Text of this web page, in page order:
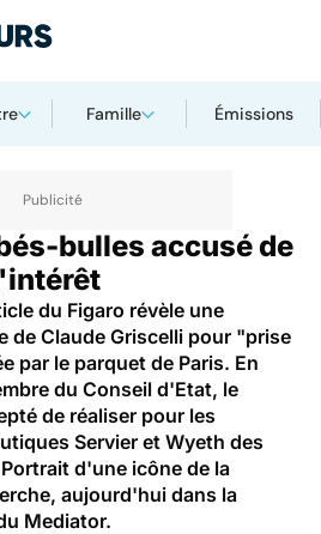
Famille Émissions
bulles accusé de
du Figaro révèle une
de Claude Griscelli pour "prise
par le parquet de Paris. En
du Conseil d'Etat, le
de réaliser pour les
Servier et Wyeth des
d'une icône de la
aujourd'hui dans la
Mediator.